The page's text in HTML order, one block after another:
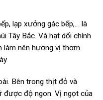
lạp xưởng gác bếp,… là
Tây Bắc. Và hạt dổi chính
làm nên hương vị thơm
Bên trong thịt đỏ và
được độ ngon. Vị ngọt của